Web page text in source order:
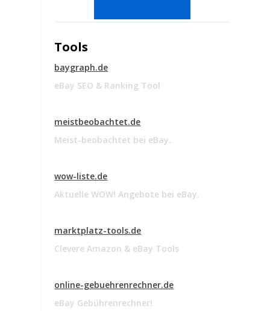
Tools
baygraph.de
eBay SEO & Ranking Tool
meistbeobachtet.de
Meist-beobachtet bei eBay.
wow-liste.de
Aktuelle WOW! Angebote bei eBay.
marktplatz-tools.de
Clevere Amazon & eBay Tools
online-gebuehrenrechner.de
eBay Gebührenrechner!